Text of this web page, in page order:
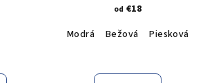
od €18
Modrá
Bežová Piesková